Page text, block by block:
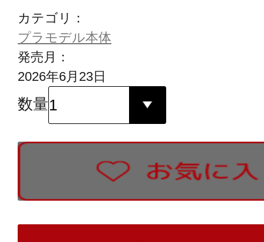
カテゴリ：
プラモデル本体
発売月：
2026年6月23日
数量